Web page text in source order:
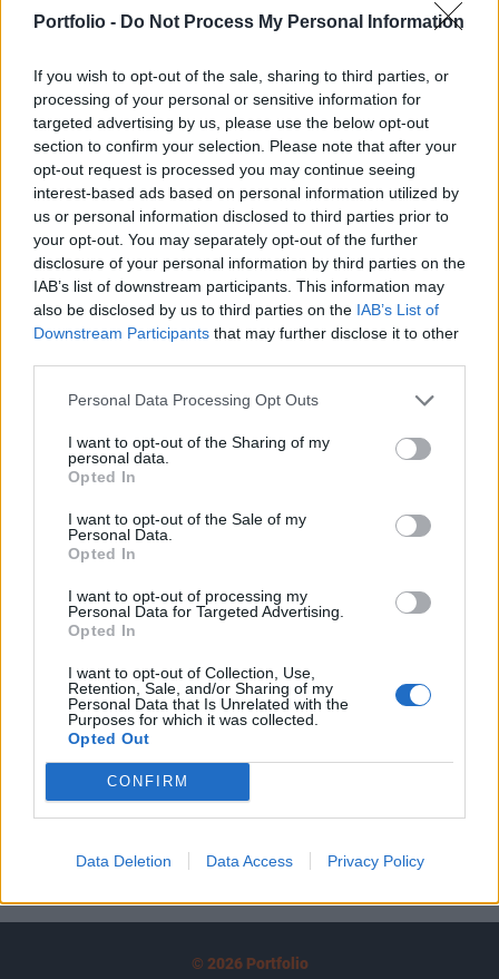
Portfolio - Do Not Process My Personal Information
If you wish to opt-out of the sale, sharing to third parties, or
processing of your personal or sensitive information for
targeted advertising by us, please use the below opt-out
section to confirm your selection. Please note that after your
opt-out request is processed you may continue seeing
interest-based ads based on personal information utilized by
us or personal information disclosed to third parties prior to
your opt-out. You may separately opt-out of the further
disclosure of your personal information by third parties on the
IAB’s list of downstream participants. This information may
also be disclosed by us to third parties on the IAB’s List of
Downstream Participants that may further disclose it to other
Personal Data Processing Opt Outs
I want to opt-out of the Sharing of my
personal data.
Opted In
I want to opt-out of the Sale of my
Personal Data.
Opted In
I want to opt-out of processing my
Personal Data for Targeted Advertising.
Opted In
I want to opt-out of Collection, Use,
Retention, Sale, and/or Sharing of my
Personal Data that Is Unrelated with the
Purposes for which it was collected.
Opted Out
CONFIRM
Data Deletion Data Access Privacy Policy
országokkal folytatott beruházásokért és
különmegbízottja szerint hamarosan súlyos
gondok elé nézhet az európai kontinens – közölte
a TASzSz.
Az elmúlt években az orosz politikai elit egyik legfontosabb
alakjává előlépő Dmitrijev azzal szerzett magának nagy
figyelmet, hogy gyakran tárgyalt az Egyesült Államok
delegációjával az ukrajnai háborúval kapcsolatban.
Gyakran fejti ki a véleményét a közvélemény számára. Az
orosz médiában ezúttal arról nyilatkozott, hogy az európai
KEDVES OLVASÓNK!
A keresett cikk a portfolio.hu hírarchívumához
regisztrációhoz kötött.
Az előfizetés a következőket tartalmazza:
Portfolio.hu teljes cikkarchívum
Kötéslisták: BÉT elmúlt 2 év napon belüli
Előfizetés
MÁR ELŐFIZETŐNK VAGY?
© 2026 Portfolio